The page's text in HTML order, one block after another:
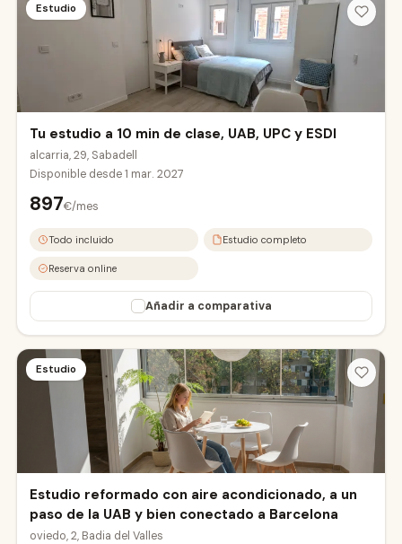
Estudio
Tu estudio a 10 min de clase, UAB, UPC y ESDI
alcarria, 29, Sabadell
Disponible desde1 mar. 2027
897€/mes
Todo incluido Estudio completo
Reserva online
Añadir a comparativa
Estudio
Estudio reformado con aire acondicionado, a un
paso de la UAB y bien conectado a Barcelona
oviedo, 2, Badia del Valles
UAB Campus